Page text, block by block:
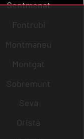
Sentmenat
Fontrubí
Montmaneu
Montgat
Sobremunt
Seva
Oristà